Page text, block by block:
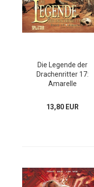
Die Legende der
Drachenritter 17:
Amarelle
13,80 EUR